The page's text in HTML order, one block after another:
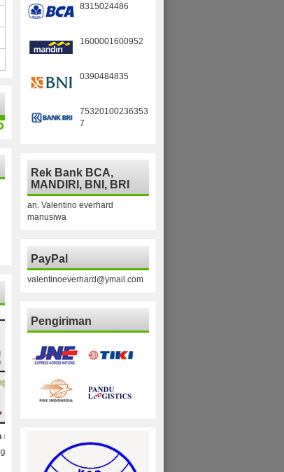
Rp (Hubungi CS)
8315024486
1600001600952
0390484835
75320100236353
7
Rek Bank BCA,
MANDIRI, BNI, BRI
an. Valentino everhard
manusiwa
PayPal
valentinoeverhard@ymail.com
Pengiriman